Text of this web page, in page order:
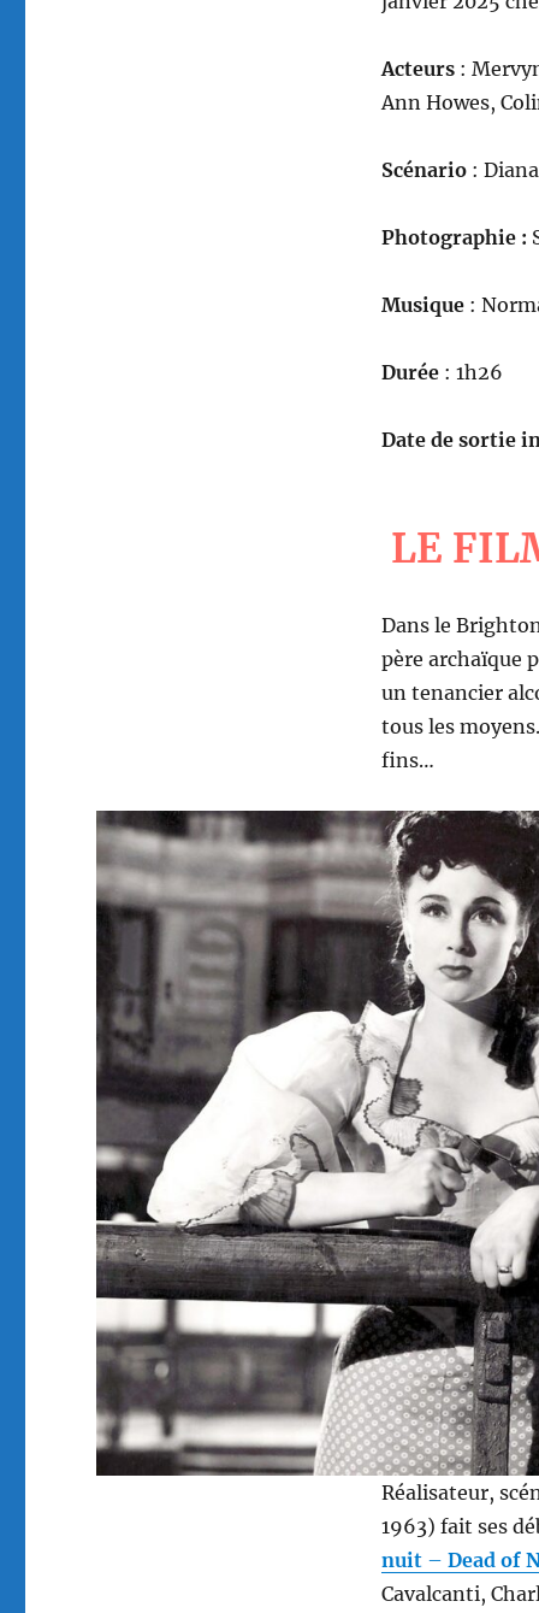
Acteurs:
Ann Howes,
Scénario: Diana
Photographie :
Musique :
Durée: 1h26
Date de sortie
LE
Dans le
père archaïque
un tenancier
tous les
fins…
Réalisateur,
1963) fait ses
nuit – Dead of
Cavalcanti,